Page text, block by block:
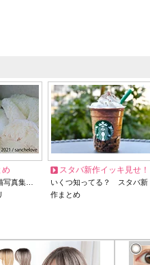
め
写真集…
スタバ新作イッキ見せ！
いくつ知ってる？ スタバ新
作まとめ